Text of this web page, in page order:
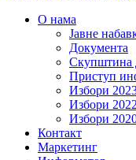
О нама
Јавне
Документа
Скупштина
Приступ
Избори
Избори
Избори
Контакт
Маркетинг